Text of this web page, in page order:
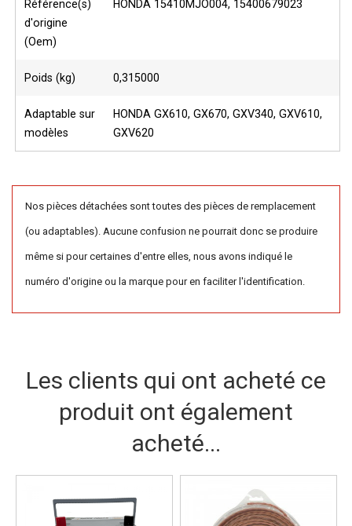
Référence(s)
d'origine
(Oem)
HONDA 15410MJO004, 15400679023
Poids (kg) 0,315000
Adaptable sur
modèles
HONDA GX610, GX670, GXV340, GXV610,
GXV620
Nos pièces détachées sont toutes des pièces de remplacement
(ou adaptables). Aucune confusion ne pourrait donc se produire
même si pour certaines d'entre elles, nous avons indiqué le
numéro d'origine ou la marque pour en faciliter l'identification.
Les clients qui ont acheté ce
produit ont également
acheté...